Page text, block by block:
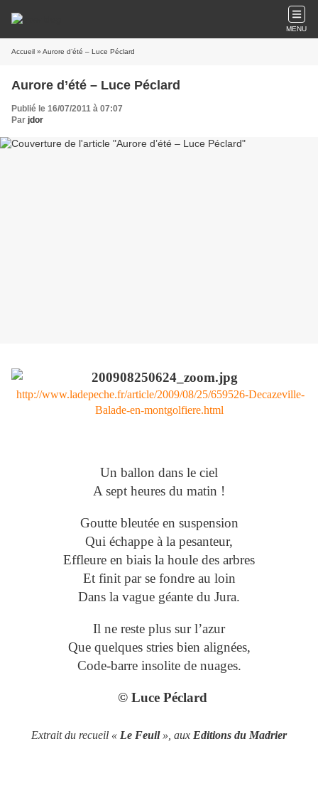
MENU
Accueil » Aurore d’été – Luce Péclard
Aurore d’été – Luce Péclard
Publié le 16/07/2011 à 07:07
Par jdor
http://www.ladepeche.fr/article/2009/08/25/659526-Decazeville-
Balade-en-montgolfiere.html
Un ballon dans le ciel
A sept heures du matin !
Goutte bleutée en suspension
Qui échappe à la pesanteur,
Effleure en biais la houle des arbres
Et finit par se fondre au loin
Dans la vague géante du Jura.
Il ne reste plus sur l’azur
Que quelques stries bien alignées,
Code-barre insolite de nuages.
© Luce Péclard
Extrait du recueil « Le Feuil», aux Editions du Madrier